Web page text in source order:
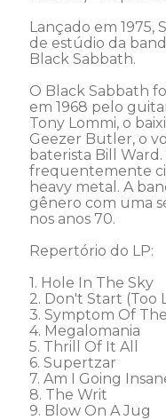
Lançado em 1975,
de estúdio da
Black Sabbath.
O Black Sabbath
em 1968 pelo
Tony Lommi, o
Geezer Butler, o
baterista Bill
frequentemente
heavy metal. A
gênero com uma
nos anos 70.
Repertório do LP:
1. Hole In The Sky
2. Don't Start (Too
3. Symptom Of
4. Megalomania
5. Thrill Of It All
6. Supertzar
7. Am I Going
8. The Writ
9. Blow On A Jug